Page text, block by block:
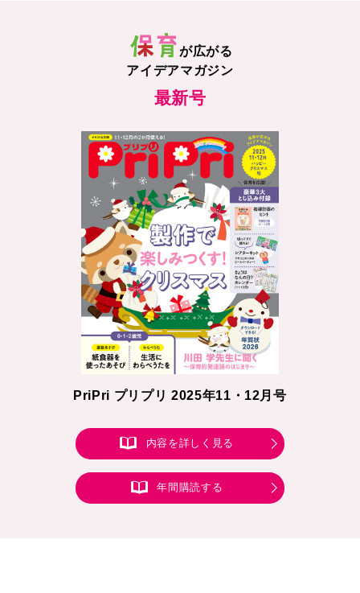
が広がる
アイデアマガジン
最新号
PriPri プリプリ 2025年11・12月号
内容を詳しく見る
年間購読する